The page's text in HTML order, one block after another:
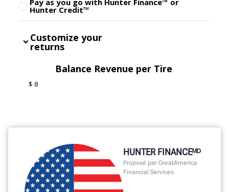
HUNTER FINANCEᴹᴰ
Proposé par GreatAmerica
Financial Services